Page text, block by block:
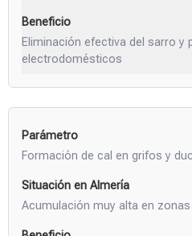
Eliminación efectiva del sarro y
electrodomésticos
Formación de cal en grifos y
Acumulación muy alta en